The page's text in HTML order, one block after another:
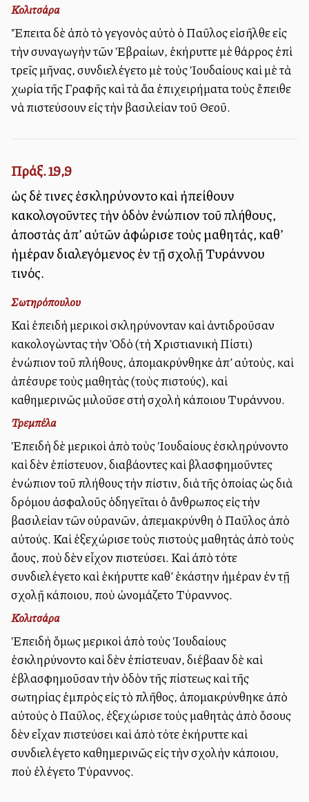
Κολιτσάρα
Ἔπειτα δὲ ἀπὸ τὸ γεγονὸς αὐτὸ ὁ Παῦλος εἰσῆλθε εἰς
τὴν συναγωγὴν τῶν Ἑβραίων, ἐκήρυττε μὲ θάρρος ἐπὶ
τρεῖς μῆνας, συνδιελέγετο μὲ τοὺς Ἰουδαίους καὶ μὲ τὰ
χωρία τῆς Γραφῆς καὶ τὰ ἄλλα ἐπιχειρήματα τοὺς ἔπειθε
νὰ πιστεύσουν εἰς τὴν βασιλείαν τοῦ Θεοῦ.
Πράξ. 19,9
ὡς δέ τινες ἐσκληρύνοντο καὶ ἠπείθουν
κακολογοῦντες τὴν ὁδὸν ἐνώπιον τοῦ πλήθους,
ἀποστὰς ἀπ’ αὐτῶν ἀφώρισε τοὺς μαθητάς, καθ’
ἡμέραν διαλεγόμενος ἐν τῇ σχολῇ Τυράννου
τινός.
Σωτηρόπουλου
Καὶ ἐπειδὴ μερικοὶ σκληρύνονταν καὶ ἀντιδροῦσαν
κακολογὼντας τὴν Ὁδὸ (τὴ Χριστιανικὴ Πίστι)
ἐνώπιον τοῦ πλήθους, ἀπομακρύνθηκε ἀπ’ αὐτοὺς, καὶ
ἀπέσυρε τοὺς μαθητὰς (τοὺς πιστούς), καὶ
καθημερινῶς μιλοῦσε στὴ σχολὴ κάποιου Τυράννου.
Τρεμπέλα
Ἐπειδὴ δὲ μερικοὶ ἀπὸ τοὺς Ἰουδαίους ἐσκληρύνοντο
καὶ δὲν ἐπίστευον, διαβάλλοντες καὶ βλασφημοῦντες
ἐνώπιον τοῦ πλήθους τὴν πίστιν, διὰ τῆς ὁποίας ὡς διὰ
δρόμου ἀσφαλοῦς ὁδηγεῖται ὁ ἄνθρωπος εἰς τὴν
βασιλείαν τῶν οὐρανῶν, ἀπεμακρύνθη ὁ Παῦλος ἀπὸ
αὐτούς. Καὶ ἐξεχώρισε τοὺς πιστοὺς μαθητὰς ἀπὸ τοὺς
ἄλλους, ποὺ δὲν εἶχον πιστεύσει. Καὶ ἀπὸ τότε
συνδιελέγετο καὶ ἐκήρυττε καθ’ ἑκάστην ἡμέραν ἐν τῇ
σχολῇ κάποιου, ποὺ ὠνομάζετο Τύραννος.
Κολιτσάρα
Ἐπειδὴ ὅμως μερικοὶ ἀπὸ τοὺς Ἰουδαίους
ἐσκληρύνοντο καὶ δὲν ἐπίστευαν, διέβαλλαν δὲ καὶ
ἐβλασφημοῦσαν τὴν ὁδὸν τῆς πίστεως καὶ τῆς
σωτηρίας ἐμπρὸς εἰς τὸ πλῆθος, ἀπομακρύνθηκε ἀπὸ
αὐτοὺς ὁ Παῦλος, ἐξεχώρισε τοὺς μαθητὰς ἀπὸ ὅσους
δὲν εἶχαν πιστεύσει καὶ ἀπὸ τότε ἐκήρυττε καὶ
συνδιελέγετο καθημερινῶς εἰς τὴν σχολὴν κάποιου,
ποὺ ἐλέγετο Τύραννος.